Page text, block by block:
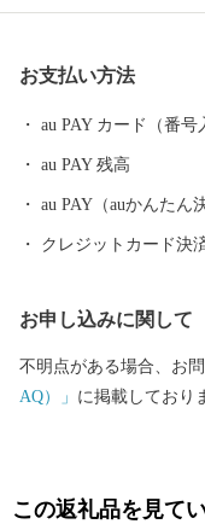
町の中央を流れる友枝
ます。 東九州自動車道
の将来像「みんなが輝
づくりを進め、「九州
援をよろしくお願いしま
お支払い方法
au PAY カード（番号
au PAY 残高
au PAY（auかんたん
クレジットカード決
お申し込みに関して
不明点がある場合、お
AQ）」 に掲載しており
この返礼品を見て